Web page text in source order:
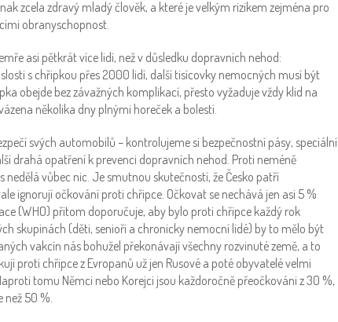
zcela zdravý mladý člověk, a které je velkým rizikem zejména pro
obranyschopnost.
asi pětkrát více lidí, než v důsledku dopravních nehod:
s chřipkou přes 2000 lidí, další tisícovky nemocných musí být
obejde bez závažných komplikací, přesto vyžaduje vždy klid na
několika dny plnými horeček a bolestí.
svých automobilů – kontrolujeme si bezpečnostní pásy, speciální
drahá opatření k prevenci dopravních nehod. Proti neméně
nedělá vůbec nic. Je smutnou skutečností, že Česko patří
ignorují očkování proti chřipce. Očkovat se nechává jen asi 5 %
(WHO) přitom doporučuje, aby bylo proti chřipce každý rok
skupinách (děti, senioři a chronicky nemocní lidé) by to mělo být
vakcín nás bohužel překonávají všechny rozvinuté země, a to
proti chřipce z Evropanů už jen Rusové a poté obyvatelé velmi
tomu Němci nebo Korejci jsou každoročně přeočkováni z 30 %,
než 50 %.